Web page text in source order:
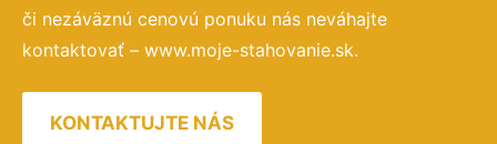
či nezáväznú cenovú ponuku nás neváhajte
kontaktovať – www.moje-stahovanie.sk.
KONTAKTUJTE NÁS